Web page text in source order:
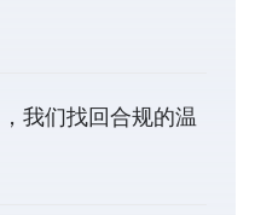
我们找回合规的温